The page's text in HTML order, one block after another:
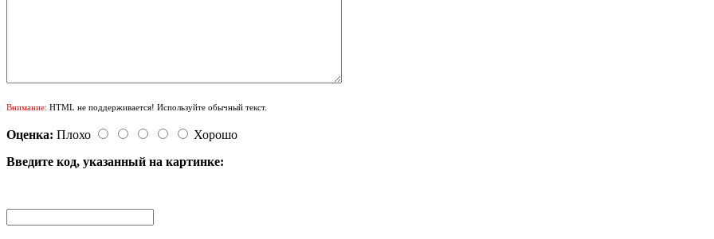
Внимание: HTML не поддерживается! Используйте обычный текст.
Оценка: Плохо
Хорошо
Введите код, указанный на картинке: